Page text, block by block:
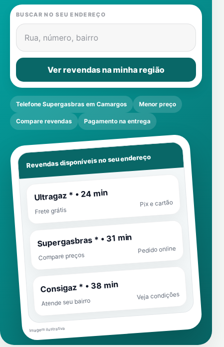
Contatos
BUSCAR NO SEU ENDEREÇO
Rua, número, bairro
Ver revendas na minha região
Telefone Supergasbras em Camargos Menor preço
Compare revendas Pagamento na entrega
Revendas disponíveis no seu endereço
Ultragaz * • 24 min
Frete grátis
Pix e cartão
Supergasbras * • 31 min
Compare preços
Pedido online
Consigaz * • 38 min
Atende seu bairro
Veja condições
Imagem ilustrativa